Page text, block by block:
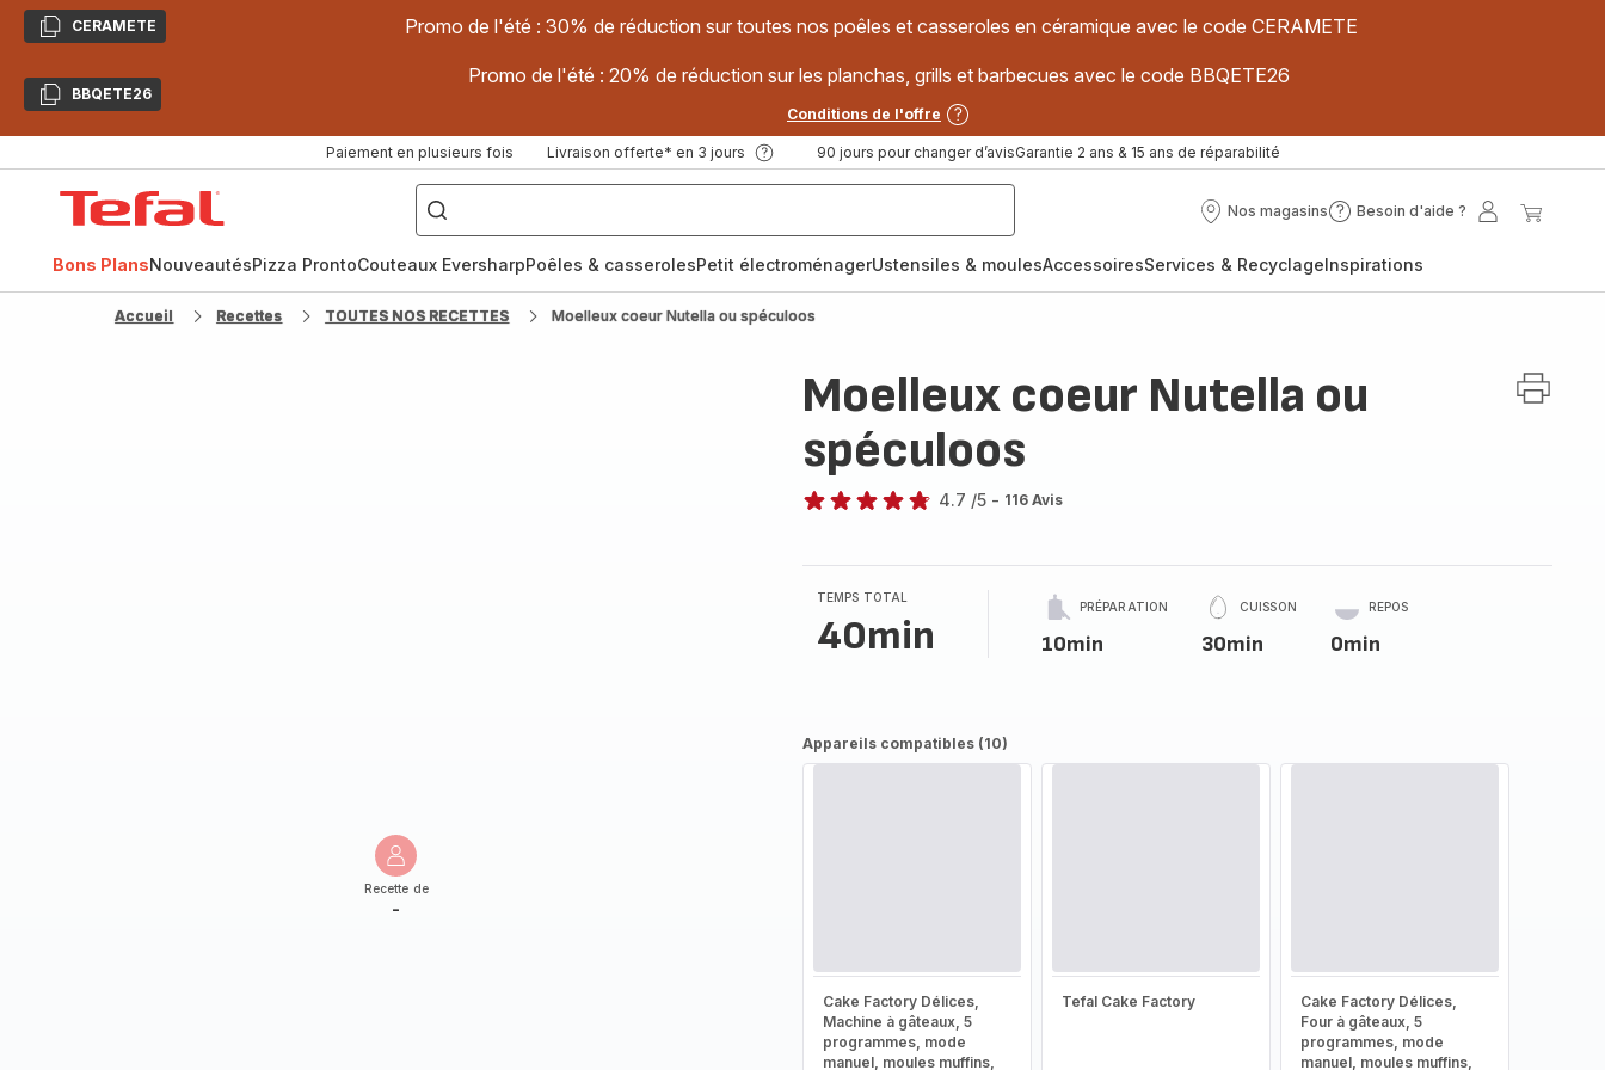
CopierCERAMETE Promo de l'été : 30% de réduction sur toutes nos poêles et casseroles en céramique avec le code CERAMETE
CopierBBQETE26
Promo de l'été : 20% de réduction sur les planchas, grills et barbecues avec le code BBQETE26
Conditions de l'offre
Paiement en plusieurs fois Livraison offerte* en 3 jours 90 jours pour changer d’avisGarantie 2 ans & 15 ans de réparabilité
["Poêles
inox,
Cake
Factory,
Nos magasins
Nos
Besoin d'aide ?
Besoin
?
Mon
Bons PlansNouveautésPizza ProntoCouteaux EversharpPoêles & casserolesPetit électroménagerUstensiles & moulesAccessoiresServices & RecyclageInspirations
Accueil Recettes TOUTES NOS RECETTES Moelleux coeur Nutella ou spéculoos
Recette de
-
Moelleux coeur Nutella ou
spéculoos
4.7 /5 - 116 Avis
TEMPS TOTAL
40min
PRÉPARATION
10min
CUISSON
30min
REPOS
0min
Appareils compatibles (10)
Cake Factory Délices,
Machine à gâteaux, 5
programmes, mode
manuel, moules muffins,
Tefal Cake Factory
Cake Factory Délices,
Four à gâteaux, 5
programmes, mode
manuel, moules muffins,